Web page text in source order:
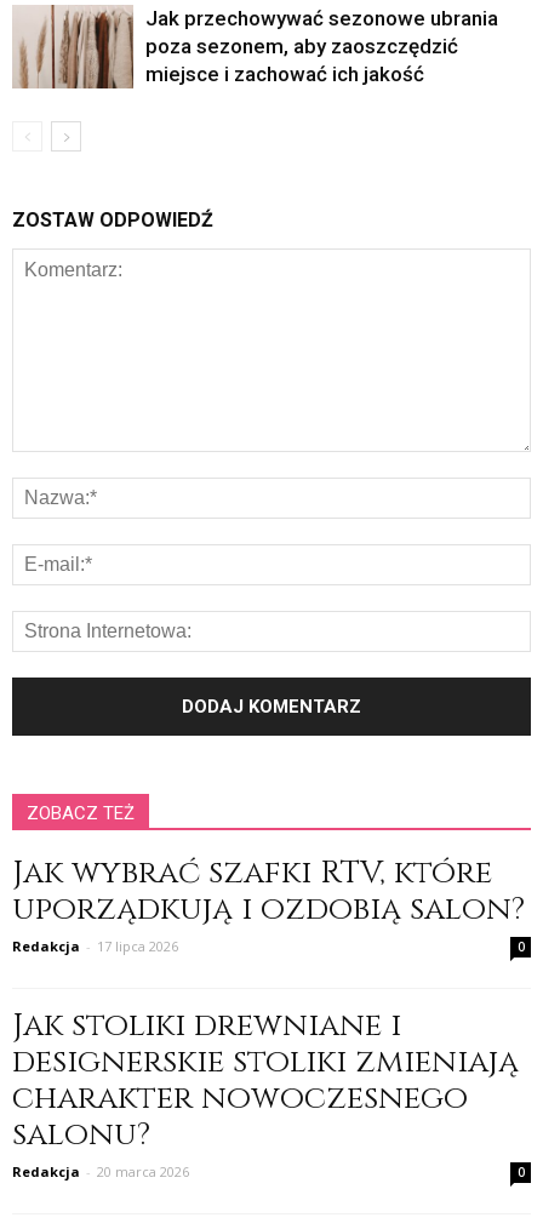
Jak przechowywać sezonowe ubrania
poza sezonem, aby zaoszczędzić
miejsce i zachować ich jakość
ZOSTAW ODPOWIEDŹ
ZOBACZ TEŻ
Jak wybrać szafki RTV, które
uporządkują i ozdobią salon?
Redakcja - 17 lipca 2026 0
Jak stoliki drewniane i
designerskie stoliki zmieniają
charakter nowoczesnego
salonu?
Redakcja - 20 marca 2026 0